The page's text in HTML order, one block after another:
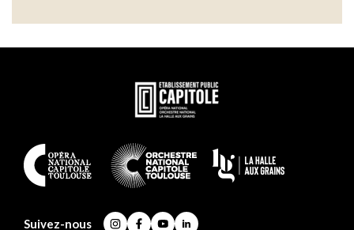
En
savoir
plus
Suivez-nous